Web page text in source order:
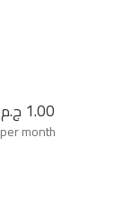
1.00 ج.م
per month